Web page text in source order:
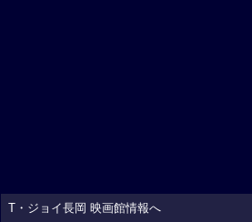
T・ジョイ長岡 映画館情報へ